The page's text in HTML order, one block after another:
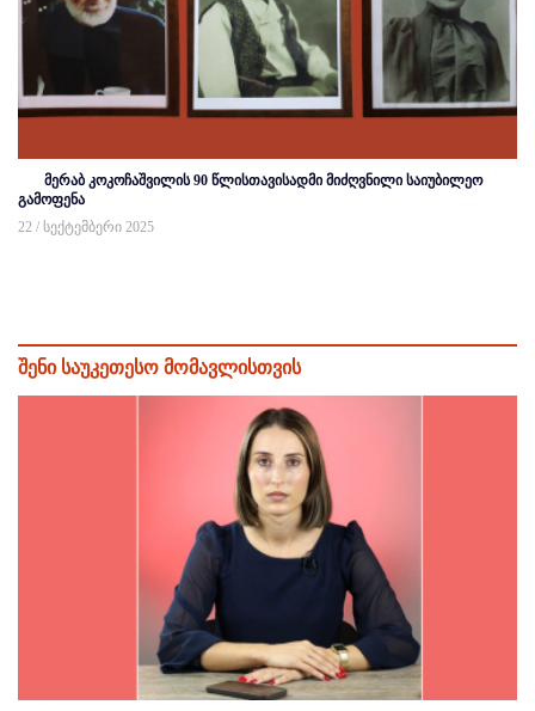
მერაბ კოკოჩაშვილის 90 წლისთავისადმი მიძღვნილი საიუბილეო
გამოფენა
22 / სექტემბერი 2025
შენი საუკეთესო მომავლისთვის